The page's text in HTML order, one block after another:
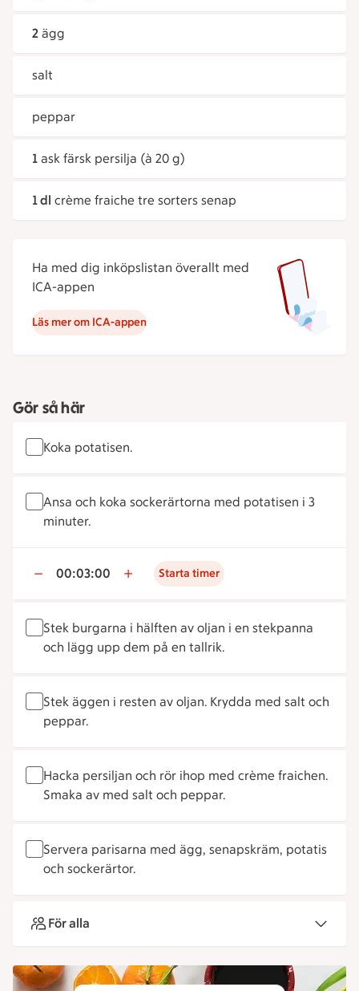
2 ägg
salt
peppar
1 ask färsk persilja (à 20 g)
1 dl crème fraiche tre sorters senap
Ha med dig inköpslistan överallt med
ICA-appen
Läs mer om ICA-appen
Gör så här
Koka potatisen.
Ansa och koka sockerärtorna med potatisen i 3
minuter.
00:03:00 Starta timer
Stek burgarna i hälften av oljan i en stekpanna
och lägg upp dem på en tallrik.
Stek äggen i resten av oljan. Krydda med salt och
peppar.
Hacka persiljan och rör ihop med crème fraichen.
Smaka av med salt och peppar.
Servera parisarna med ägg, senapskräm, potatis
och sockerärtor.
För alla